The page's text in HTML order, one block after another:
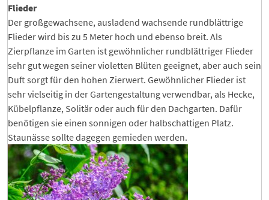
Flieder
Der großgewachsene, ausladend wachsende rundblättrige
Flieder wird bis zu 5 Meter hoch und ebenso breit. Als
Zierpflanze im Garten ist gewöhnlicher rundblättriger Flieder
sehr gut wegen seiner violetten Blüten geeignet, aber auch sein
Duft sorgt für den hohen Zierwert. Gewöhnlicher Flieder ist
sehr vielseitig in der Gartengestaltung verwendbar, als Hecke,
Kübelpflanze, Solitär oder auch für den Dachgarten. Dafür
benötigen sie einen sonnigen oder halbschattigen Platz.
Staunässe sollte dagegen gemieden werden.